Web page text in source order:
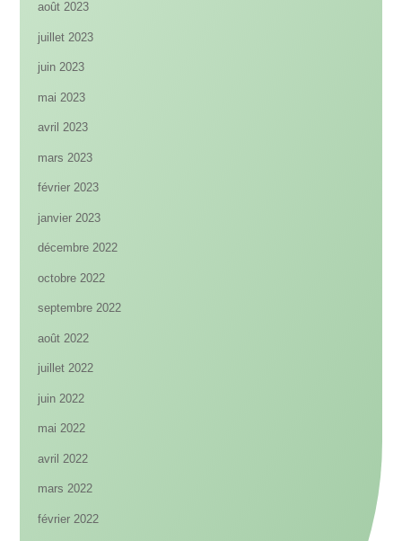
août 2023
juillet 2023
juin 2023
mai 2023
avril 2023
mars 2023
février 2023
janvier 2023
décembre 2022
octobre 2022
septembre 2022
août 2022
juillet 2022
juin 2022
mai 2022
avril 2022
mars 2022
février 2022